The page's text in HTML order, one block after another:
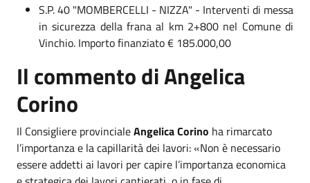
S.P. 40 "MOMBERCELLI - NIZZA" - Interventi di messa
in sicurezza della frana al km 2+800 nel Comune di
Vinchio. Importo finanziato € 185.000,00
Il commento di Angelica
Corino
Il Consigliere provincialeAngelica Corino ha rimarcato
l’importanza e la capillarità dei lavori: «Non è necessario
essere addetti ai lavori per capire l’importanza economica